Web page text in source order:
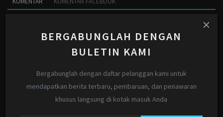
BERGABUNGLAH DENGAN
BULETIN KAMI
Bergabunglah dengan daftar pelanggan kami untuk
mendapatkan berita terbaru, pembaruan, dan penawaran
khusus langsung di kotak masuk Anda